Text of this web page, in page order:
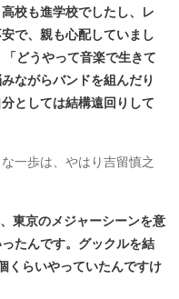
校も進学校でしたし、レ
で、親も心配していまし
どうやって音楽で生きて
ながらバンドを組んだり
としては結構遠回りして
一歩は、やはり吉留慎之
東京のメジャーシーンを意
たんです。グックルを結
くらいやっていたんですけ